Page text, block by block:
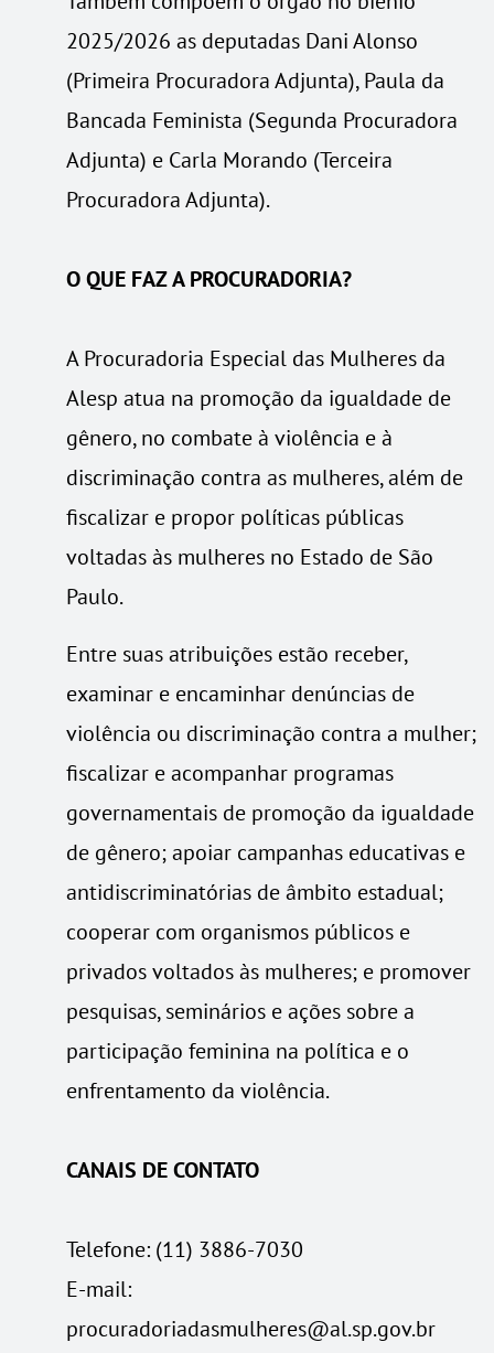
2025/2026 as deputadas Dani Alonso
(Primeira Procuradora Adjunta), Paula da
Bancada Feminista (Segunda Procuradora
Adjunta) e Carla Morando (Terceira
Procuradora Adjunta).
O QUE FAZ A PROCURADORIA?
A Procuradoria Especial das Mulheres da
Alesp atua na promoção da igualdade de
gênero, no combate à violência e à
discriminação contra as mulheres, além de
fiscalizar e propor políticas públicas
voltadas às mulheres no Estado de São
Paulo.
Entre suas atribuições estão receber,
examinar e encaminhar denúncias de
violência ou discriminação contra a mulher;
fiscalizar e acompanhar programas
governamentais de promoção da igualdade
de gênero; apoiar campanhas educativas e
antidiscriminatórias de âmbito estadual;
cooperar com organismos públicos e
privados voltados às mulheres; e promover
pesquisas, seminários e ações sobre a
participação feminina na política e o
enfrentamento da violência.
CANAIS DE CONTATO
Telefone: (11) 3886-7030
E-mail:
procuradoriadasmulheres@al.sp.gov.br